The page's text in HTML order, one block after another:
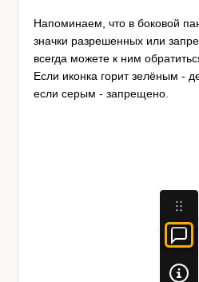
Напоминаем, что в боковой
значки разрешенных или
всегда можете к ним
Если иконка горит зелёным -
если серым - запрещено.